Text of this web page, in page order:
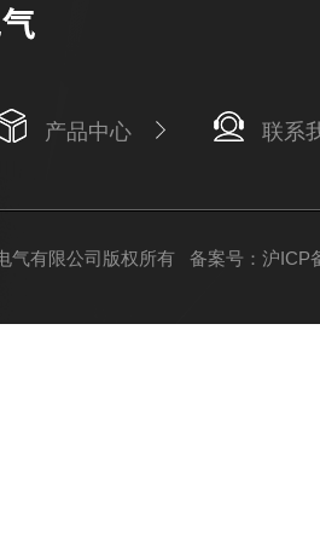
产品中心 联系
气有限公司版权所有 备案号：沪ICP